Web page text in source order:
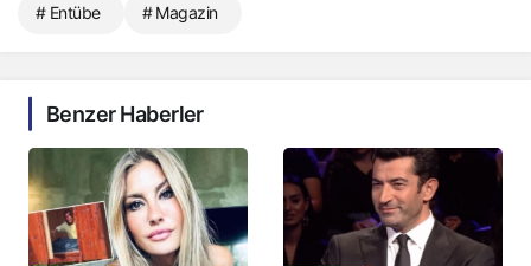
# Entübe # Magazin
Benzer Haberler